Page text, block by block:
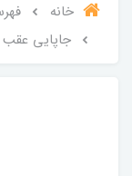
خانه
جاپایی عقب